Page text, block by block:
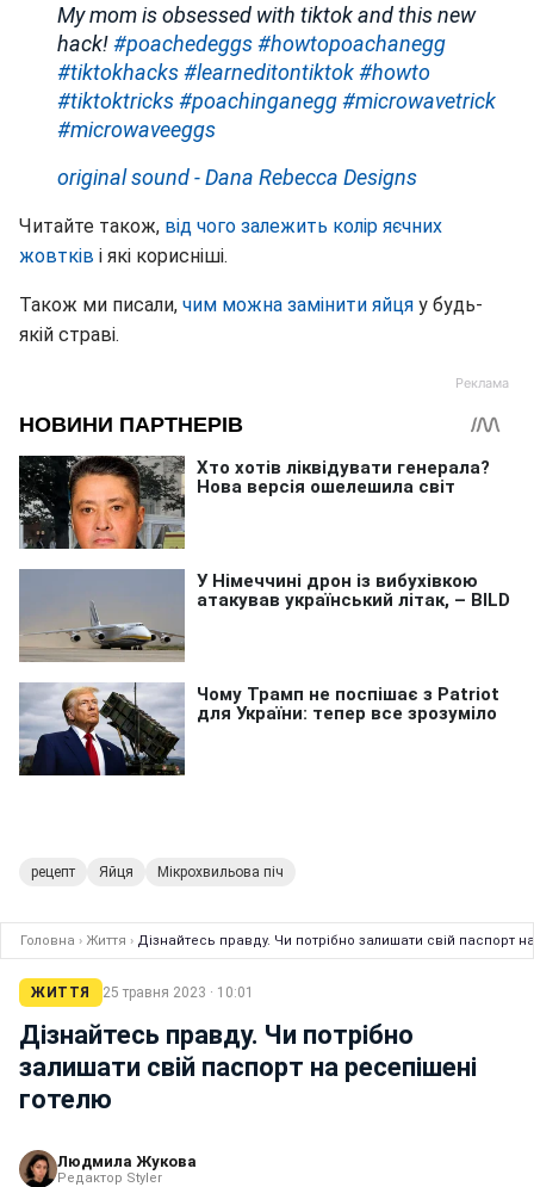
My mom is obsessed with tiktok and this new
hack!#poachedeggs#howtopoachanegg
#tiktokhacks#learneditontiktok#howto
#tiktoktricks#poachinganegg#microwavetrick
#microwaveeggs
original sound - Dana Rebecca Designs
Читайте також, від чого залежить колір яєчних
жовтків і які корисніші.
Також ми писали, чим можна замінити яйця у будь-
якій страві.
рецепт Яйця Мікрохвильова піч
Головна › Життя › Дізнайтесь правду. Чи потрібно залишати свій паспорт
ЖИТТЯ 25 травня 2023 · 10:01
Дізнайтесь правду. Чи потрібно
залишати свій паспорт на ресепішені
готелю
Людмила Жукова
Редактор Styler